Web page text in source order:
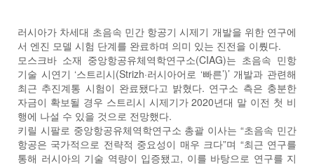
러시아가 차세대 초음속 민간 항공기 시제기 개발을 위한 연구에
서 엔진 모델 시험 단계를 완료하며 의미 있는 진전을 이뤘다.
모스크바 소재 중앙항공유체역학연구소(CIAG)는 초음속 민항
기술 시연기 ‘스트리시(Strizh·러시아어로 ‘빠른’)’ 개발과 관련해
최근 추진계통 시험이 완료됐다고 밝혔다. 연구소 측은 충분한
자금이 확보될 경우 스트리시 시제기가 2020년대 말 이전 첫 비
행에 나설 수 있을 것으로 전망했다.
키릴 시팔로 중앙항공유체역학연구소 총괄 이사는 “초음속 민간
항공은 국가적으로 전략적 중요성이 매우 크다”며 “최근 연구를
통해 러시아의 기술 역량이 입증됐고, 이를 바탕으로 연구를 지